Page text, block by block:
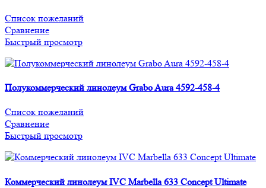
Список пожеланий
Сравнение
Быстрый просмотр
Полукоммерческий линолеум Grabo Aura 4592-458-4
Список пожеланий
Сравнение
Быстрый просмотр
Коммерческий линолеум IVC Marbella 633 Concept Ultimate